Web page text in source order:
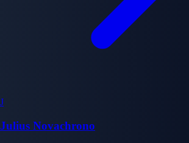
J
Julius Novachrono